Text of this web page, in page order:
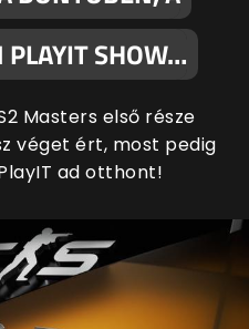
SHOW…
Masters első része
véget ért, most pedig
ad otthont!